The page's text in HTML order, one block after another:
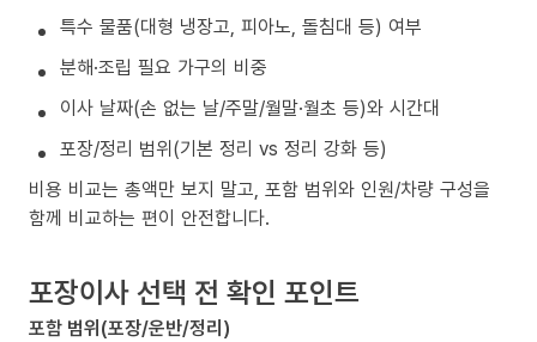
특수 물품(대형 냉장고, 피아노, 돌침대 등) 여부
분해·조립 필요 가구의 비중
이사 날짜(손 없는 날/주말/월말·월초 등)와 시간대
포장/정리 범위(기본 정리 vs 정리 강화 등)
비용 비교는 총액만 보지 말고, 포함 범위와 인원/차량 구성을
함께 비교하는 편이 안전합니다.
포장이사 선택 전 확인 포인트
포함 범위(포장/운반/정리)